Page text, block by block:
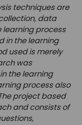
techniques are
data
learning process
in the learning
used is merely
was
the learning
process also
project based
and consists of